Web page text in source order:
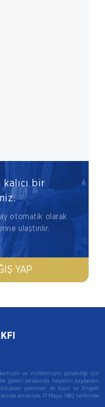
bir
otomatik olarak
ulaştırılır.
YAP
ve milletimizin güvenliği için
görevi esnasında hayatını kaybeden
yakınları ile Gazi ve Engelli
amacıyla 17 Mayıs 1982 tarihinde